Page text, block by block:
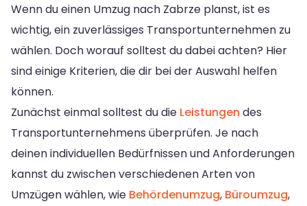
Wenn du einen Umzug nach Zabrze planst, ist es
wichtig, ein zuverlässiges Transportunternehmen zu
wählen. Doch worauf solltest du dabei achten? Hier
sind einige Kriterien, die dir bei der Auswahl helfen
können.
Zunächst einmal solltest du die Leistungen des
Transportunternehmens überprüfen. Je nach
deinen individuellen Bedürfnissen und Anforderungen
kannst du zwischen verschiedenen Arten von
Umzügen wählen, wie Behördenumzug, Büroumzug,